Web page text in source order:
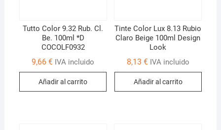
Tutto Color 9.32 Rub. Cl.
Be. 100ml *D
COCOLF0932
9,66€ IVA incluido
Añadir al carrito
Tinte Color Lux 8.13 Rubio
Claro Beige 100ml Design
Look
8,13 € IVA incluido
Añadir al carrito